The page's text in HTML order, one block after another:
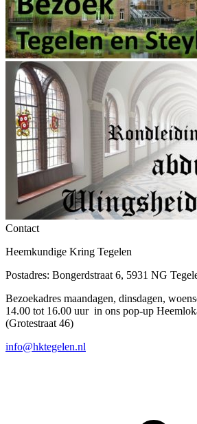
Contact
Heemkundige Kring Tegelen
Postadres: Bongerdstraat 6, 5931 NG
Bezoekadres maandagen, dinsdagen,
14.00 tot 16.00 uur in ons pop-up
(Grotestraat 46)
info@hktegelen.nl